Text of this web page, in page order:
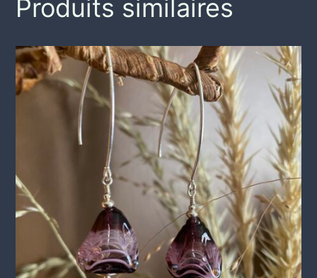
Produits similaires